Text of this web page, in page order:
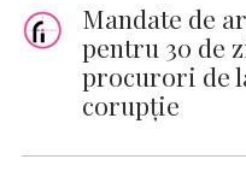
Mandate de
pentru 30 de
procurori de
corupție